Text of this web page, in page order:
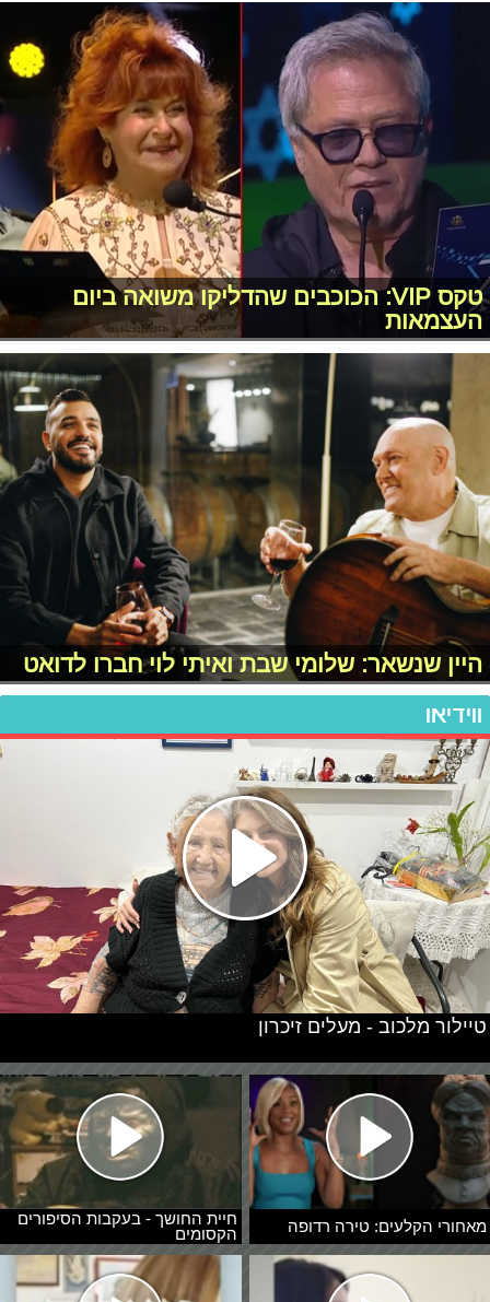
טקס VIP: הכוכבים שהדליקו משואה ביום
העצמאות
היין שנשאר: שלומי שבת ואיתי לוי חברו לדואט
ווידיאו
מאחורי הקלעים: טירה רדופה
חיית החושך - בעקבות הסיפורים
הקסומים
טיילור מלכוב - מעלים זיכרון